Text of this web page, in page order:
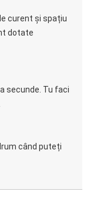
curent și spațiu
dotate
secunde. Tu faci
când puteți